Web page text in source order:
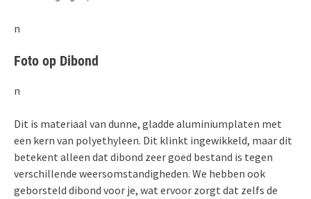
n
Foto op Dibond
n
Dit is materiaal van dunne, gladde aluminiumplaten met
een kern van polyethyleen. Dit klinkt ingewikkeld, maar dit
betekent alleen dat dibond zeer goed bestand is tegen
verschillende weersomstandigheden. We hebben ook
geborsteld dibond voor je, wat ervoor zorgt dat zelfs de